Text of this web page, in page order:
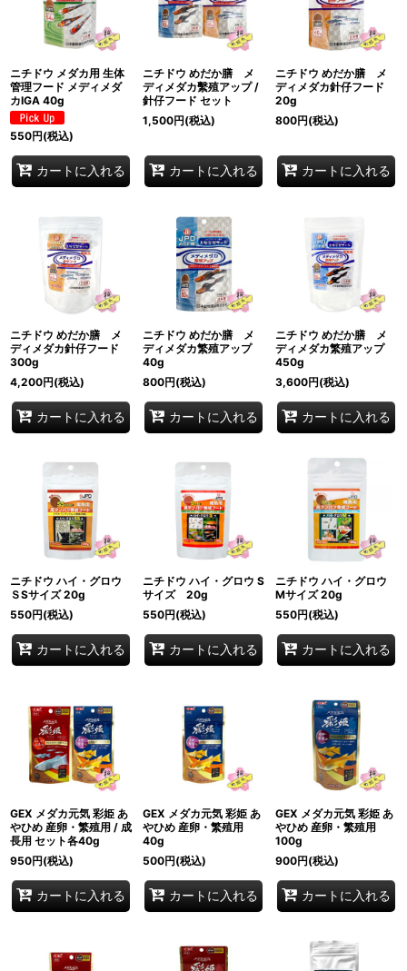
ニチドウ メダカ用 生体
管理フード メディメダ
カIGA 40g
550円(税込)
カートに入れる
ニチドウ めだか膳 メ
ディメダカ繫殖アップ /
針仔フード セット
1,500円(税込)
カートに入れる
ニチドウ めだか膳 メ
ディメダカ針仔フード
20g
800円(税込)
カートに入れる
ニチドウ めだか膳 メ
ディメダカ針仔フード
300g
4,200円(税込)
カートに入れる
ニチドウ めだか膳 メ
ディメダカ繁殖アップ
40g
800円(税込)
カートに入れる
ニチドウ めだか膳 メ
ディメダカ繁殖アップ
450g
3,600円(税込)
カートに入れる
ニチドウ ハイ・グロウ
ＳSサイズ 20g
550円(税込)
カートに入れる
ニチドウ ハイ・グロウ S
サイズ 20g
550円(税込)
カートに入れる
ニチドウ ハイ・グロウ
Mサイズ 20g
550円(税込)
カートに入れる
GEX メダカ元気 彩姫 あ
やひめ 産卵・繁殖用 / 成
長用 セット各40g
950円(税込)
カートに入れる
GEX メダカ元気 彩姫 あ
やひめ 産卵・繁殖用
40g
500円(税込)
カートに入れる
GEX メダカ元気 彩姫 あ
やひめ 産卵・繁殖用
100g
900円(税込)
カートに入れる